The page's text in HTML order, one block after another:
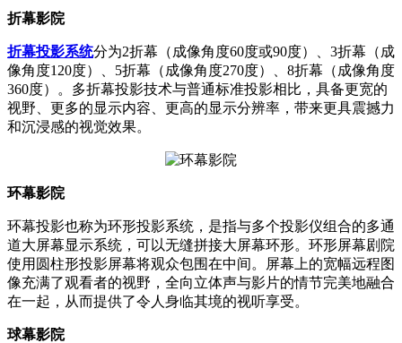
折幕影院
折幕投影系统分为2折幕（成像角度60度或90度）、3折幕（成
像角度120度）、5折幕（成像角度270度）、8折幕（成像角度
360度）。多折幕投影技术与普通标准投影相比，具备更宽的
视野、更多的显示内容、更高的显示分辨率，带来更具震撼力
和沉浸感的视觉效果。
环幕影院
环幕投影也称为环形投影系统，是指与多个投影仪组合的多通
道大屏幕显示系统，可以无缝拼接大屏幕环形。环形屏幕剧院
使用圆柱形投影屏幕将观众包围在中间。屏幕上的宽幅远程图
像充满了观看者的视野，全向立体声与影片的情节完美地融合
在一起，从而提供了令人身临其境的视听享受。
球幕影院